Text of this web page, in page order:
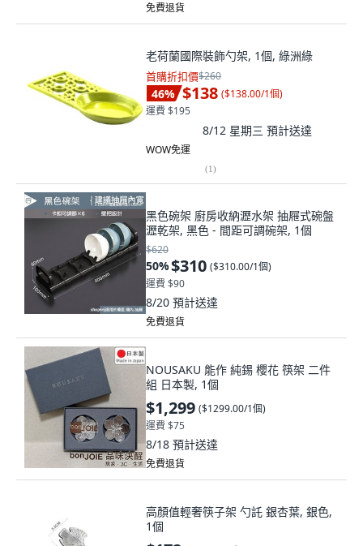
免費退貨
老荷蘭國際裝飾勺架, 1個, 綠洲綠
首購折扣價$260
46% $138 ($138.00/1個)
運費 $195
8/12 星期三 預計送達
WOW免運
(1)
黑色碗架 廚房收納瀝水架 抽屜式碗盤
瀝乾架, 黑色 - 間距可調碗架, 1個
$620
50%$310 ($310.00/1個)
運費 $90
8/20 預計送達
免費退貨
NOUSAKU 能作 純錫 櫻花 筷架 二件
組 日本製, 1個
$1,299 ($1299.00/1個)
運費 $75
8/18 預計送達
免費退貨
高顏值輕奢筷子架 勺託 銀杏葉, 銀色,
1個